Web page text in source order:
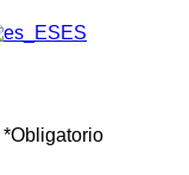
ES
*Obligatorio